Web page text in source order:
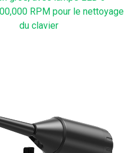
RPM pour le nettoyage
du clavier